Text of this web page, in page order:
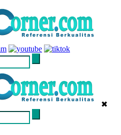
✖